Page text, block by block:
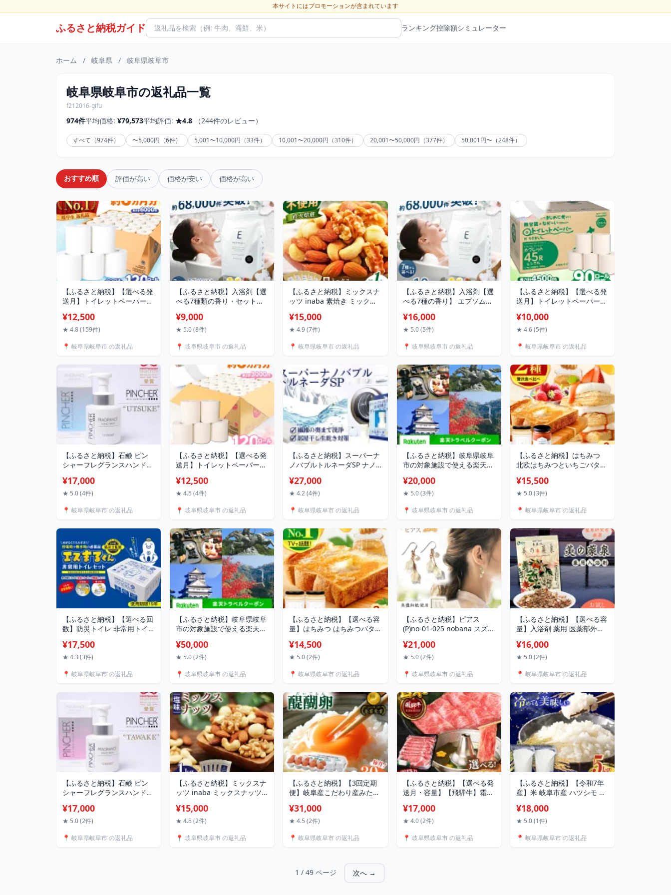
本サイトにはプロモーションが含まれています
ふるさと納税ガイド ランキング控除額シミュレーター
ホーム / 岐阜県 / 岐阜県岐阜市
岐阜県岐阜市の返礼品一覧
f212016-gifu
974件平均価格: ¥79,573平均評価: ★4.8 （244件のレビュー）
すべて（974件） 〜5,000円（6件） 5,001〜10,000円（33件） 10,001〜20,000円（310件） 20,001〜50,000円（377件） 50,001円〜（248件）
おすすめ順 評価が高い 価格が安い 価格が高い
【ふるさと納税】【選べる発
送月】トイレットペーパー
ル 】北海道・沖縄県・離島
への配送不可 / SDGs カプレ
用脱プラ トイレットペーパ
グル 消耗品 日用品 2倍 岐阜
市 / 河村製紙 [ANBJ004]
¥12,500
★ 4.8 (159件)
📍 岐阜県岐阜市 の返礼品
【ふるさと納税】入浴剤【選
べる7種類の香り・セット
BASSPA 入浴剤 おすすめ バ
スソルト スパ ひのき ローズ
ベンダー ホワイトムスク プ
阜市/犀印（リバティライ
フ）[ANEO001]
¥9,000
★ 5.0 (8件)
📍 岐阜県岐阜市 の返礼品
【ふるさと納税】ミックスナ
ッツ inaba 素焼き ミックス
クスナッツ ナッツ みっくす
なっつ なっつ アーモンド カ
ミアナッツ 素焼き おつまみ
人気 無塩 岐阜市/稲葉ピーナ
ツ[ANCS002]
¥15,000
★ 4.9 (7件)
📍 岐阜県岐阜市 の返礼品
【ふるさと納税】入浴剤【選
べる7種の香り】 エプソムソ
大容量 バスソルト 岐阜市 /
犀印（リバティライフ）
バスソルト スパ ひのき ロー
ラベンダー ホワイトムスク
¥16,000
★ 5.0 (5件)
📍 岐阜県岐阜市 の返礼品
【ふるさと納税】【選べる発
送月】トイレットペーパー
ル】 北海道・沖縄県・離島
への配送不可 / SDGs カプレ
用脱プラ トイレットペーパ
消耗品 生活雑貨 日用品 岐阜
市/河村製紙 [ANBJ006]
¥10,000
★ 4.6 (5件)
📍 岐阜県岐阜市 の返礼品
【ふるさと納税】石鹸 ピン
シャーフレグランスハンドウ
湿 ハンドソープ 匂い スキン
ケア オシャレ 国産 岐阜 人気
レグランス ソープ 液体 石鹸
市/Twenty
Company[ANDB002]
¥17,000
★ 5.0 (4件)
📍 岐阜県岐阜市 の返礼品
【ふるさと納税】【選べる発
送月】トイレットペーパー
北海道・沖縄県・離島への配
送不可 / SDGs カプレット無
ラ トイレットペーパー とい
消耗品 日用品 岐阜市 / 河村
製紙 [ANBJ005]
¥12,500
★ 4.5 (4件)
📍 岐阜県岐阜市 の返礼品
【ふるさと納税】スーパーナ
ノバブルトルネーダSP ナノ
単取付 繊維の奥まで洗浄 タ
テ型 ドラム 部屋干し 生乾き
洗濯機 簡単取付 / 岐阜市 / 高
¥27,000
★ 4.2 (4件)
📍 岐阜県岐阜市 の返礼品
【ふるさと納税】岐阜県岐阜
市の対象施設で使える楽天ト
20,000円 / 旅行 観光 宿泊 ホ
テル 旅館 チケット クーポン
出張 旅行券 国内旅行 予約 宿
阜ホテル 岐阜観光 岐阜 / 岐
阜市[ANFT002]
¥20,000
★ 5.0 (3件)
📍 岐阜県岐阜市 の返礼品
【ふるさと納税】はちみつ
北欧はちみつといちごバタ
本（250g）セット はちみつ
バター ジャム 蜂蜜 ハチミツ
いちご 苺 イチゴ いちごジャ
ニー 岐阜市/秋田屋本店
[ANBT003]
¥15,500
★ 5.0 (3件)
📍 岐阜県岐阜市 の返礼品
【ふるさと納税】【選べる回
数】防災トイレ 非常用トイ
回分×1箱】【60回分×3箱】
防災トイレ ぼうさいといれ
防災用品 簡易トイレ 非常ト
[ANDV001][ANDV002]
¥17,500
★ 4.3 (3件)
📍 岐阜県岐阜市 の返礼品
【ふるさと納税】岐阜県岐阜
市の対象施設で使える楽天ト
50,000円 / 旅行 観光 宿泊 ホ
テル 旅館 チケット クーポン
出張 旅行券 国内旅行 予約 宿
[ANFT003]
¥50,000
★ 5.0 (2件)
📍 岐阜県岐阜市 の返礼品
【ふるさと納税】【選べる容
量】はちみつ はちみつバタ
本） はちみつ ハチミツ 蜂蜜
バター ばたー はちみつバタ
ト専用 朝食 ハニー トースト
気 岐阜市/秋田屋本店
[ANBT001]
¥14,500
★ 5.0 (2件)
📍 岐阜県岐阜市 の返礼品
【ふるさと納税】ピアス
(P)no-01-025 nobana スズラ
セサリー レジン ガラスビー
ズ ゴールドフィルド 両耳用
ース 和装 揺れる 花 すずらん
い 岐阜市/家田紙工
[ANCA003]
¥21,000
★ 5.0 (2件)
📍 岐阜県岐阜市 の返礼品
【ふるさと納税】【選べる容
量】入浴剤 薬用 医薬部外品
天然 美容 お風呂 バスタイム
長良川温泉 温泉 疲労回復 気
まる 香り 炭酸 保湿 敏感肌
良川温泉旅館協同組合
[ANAF008]
¥16,000
★ 5.0 (2件)
📍 岐阜県岐阜市 の返礼品
【ふるさと納税】石鹸 ピン
シャーフレグランスハンドウ
ープ ハンドウォッシュ 泡 国
産 手洗い 保湿 ベチバー アン
香り フレグランス ソープ 液
¥17,000
★ 5.0 (2件)
📍 岐阜県岐阜市 の返礼品
【ふるさと納税】ミックスナ
ッツ inaba ミックスナッツ
ッツ ナッツ みっくすなっつ
なっつ 直下焙煎 アーモンド
ダミアナッツ おつまみ おや
¥15,000
★ 4.5 (2件)
📍 岐阜県岐阜市 の返礼品
【ふるさと納税】【3回定期
便】岐阜産こだわり産みたて
卵】 こだわり 産みたて卵 新
鮮 たまご 卵 タマゴ 玉子 鶏
厚 コク TKG 卵かけご飯 すき
ァーム[ANAZ003]
¥31,000
★ 4.5 (2件)
📍 岐阜県岐阜市 の返礼品
【ふるさと納税】【選べる発
送月・容量】【飛騨牛】霜降
しゃぶ 400g 和牛 牛肉 飛騨
牛 霜降り ロース ろーす ロー
き焼き すきやき すき焼き鍋
¥17,000
★ 4.0 (2件)
📍 岐阜県岐阜市 の返礼品
【ふるさと納税】【令和7年
産】米 岐阜市産 ハツシモ 白
メ 5キロ 米 こめ ごはん ご飯
精米 単一原料米 2025年産 予
カレー チャーハン おにぎり
¥18,000
★ 5.0 (1件)
📍 岐阜県岐阜市 の返礼品
1 / 49 ページ 次へ →